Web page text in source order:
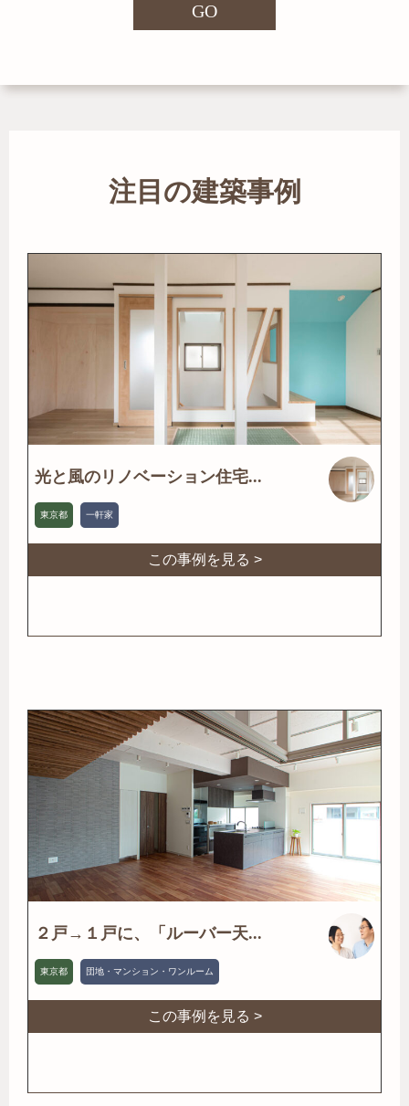
GO
注目の建築事例
光と風のリノベーション住宅...
東京都 一軒家
この事例を見る >
２戸→１戸に、「ルーバー天...
東京都 団地・マンション・ワンルーム
この事例を見る >